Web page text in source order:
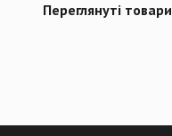
Переглянуті товари